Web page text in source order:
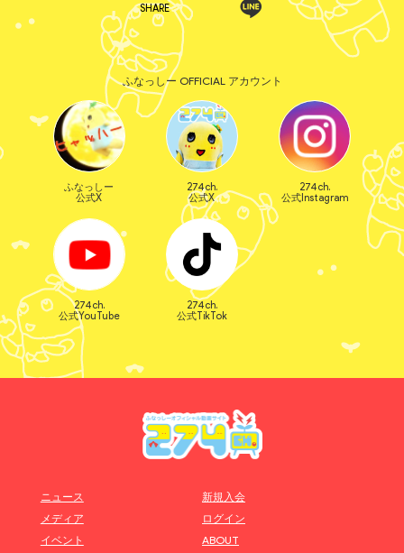
SHARE
ふなっしー OFFICIAL アカウント
ふなっしー
公式X
274ch.
公式X
274ch.
公式Instagram
274ch.
公式YouTube
274ch.
公式TikTok
ニュース
メディア
イベント
新規入会
ログイン
ABOUT